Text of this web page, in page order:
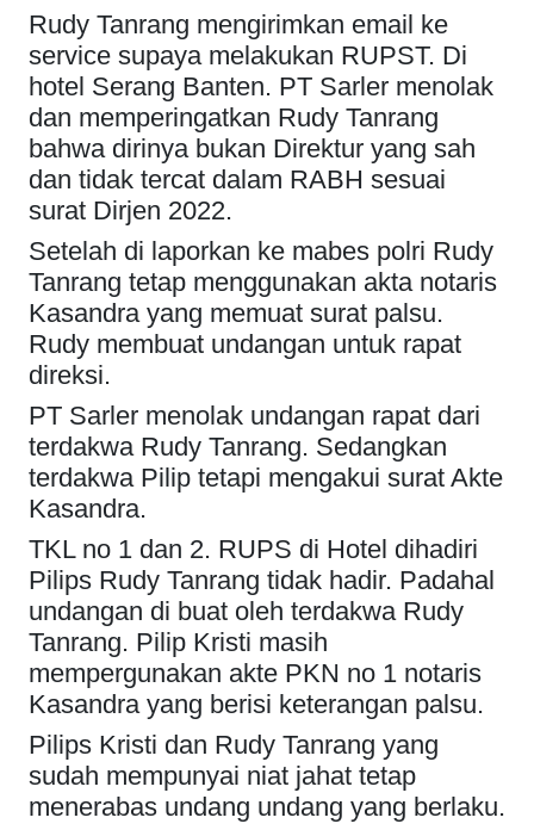
Rudy Tanrang mengirimkan email ke
service supaya melakukan RUPST. Di
hotel Serang Banten. PT Sarler menolak
dan memperingatkan Rudy Tanrang
bahwa dirinya bukan Direktur yang sah
dan tidak tercat dalam RABH sesuai
surat Dirjen 2022.
Setelah di laporkan ke mabes polri Rudy
Tanrang tetap menggunakan akta notaris
Kasandra yang memuat surat palsu.
Rudy membuat undangan untuk rapat
direksi.
PT Sarler menolak undangan rapat dari
terdakwa Rudy Tanrang. Sedangkan
terdakwa Pilip tetapi mengakui surat Akte
Kasandra.
TKL no 1 dan 2. RUPS di Hotel dihadiri
Pilips Rudy Tanrang tidak hadir. Padahal
undangan di buat oleh terdakwa Rudy
Tanrang. Pilip Kristi masih
mempergunakan akte PKN no 1 notaris
Kasandra yang berisi keterangan palsu.
Pilips Kristi dan Rudy Tanrang yang
sudah mempunyai niat jahat tetap
menerabas undang undang yang berlaku.